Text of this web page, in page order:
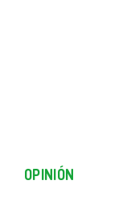
OPINIÓN